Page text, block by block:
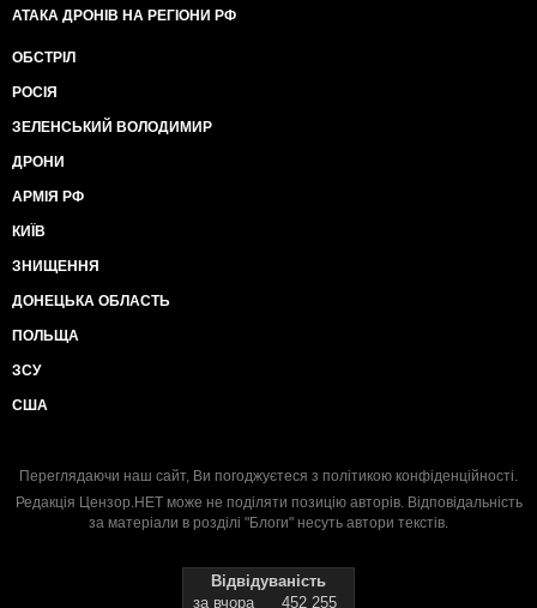
АТАКА ДРОНІВ НА РЕГІОНИ РФ
ОБСТРІЛ
РОСІЯ
ЗЕЛЕНСЬКИЙ ВОЛОДИМИР
ДРОНИ
АРМІЯ РФ
КИЇВ
ЗНИЩЕННЯ
ДОНЕЦЬКА ОБЛАСТЬ
ПОЛЬЩА
ЗСУ
США
Переглядаючи наш сайт, Ви погоджуєтеся з політикою конфіденційності.
Редакція Цензор.НЕТ може не поділяти позицію авторів. Відповідальність
за матеріали в розділі "Блоги" несуть автори текстів.
Відвідуваність
за вчора
452 255